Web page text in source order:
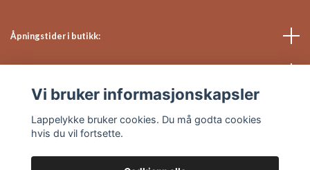
Åpningstider i butikk:
Vi bruker informasjonskapsler
Lappelykke bruker cookies. Du må godta cookies
hvis du vil fortsette.